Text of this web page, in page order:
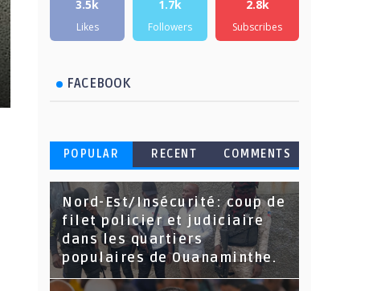
3.5k
Likes
1.7k
Followers
2.8k
Subscribes
FACEBOOK
POPULAR RECENT COMMENTS
Nord-Est/Insécurité: coup de
filet policier et judiciaire
dans les quartiers
populaires de Ouanaminthe.